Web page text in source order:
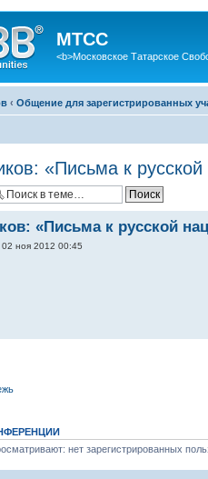
МТСС
<b>Московское Татарское
‹ Общение для зарегистрированных
«Письма к русской
«Письма к русской
02 ноя 2012 00:45
нет зарегистрированных